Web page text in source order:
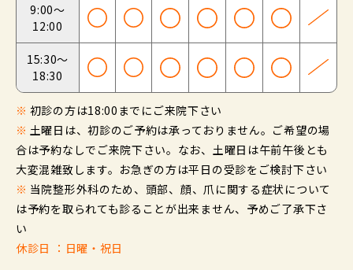
9:00～
12:00
15:30～
18:30
※ 初診の方は18:00までにご来院下さい
※ 土曜日は、初診のご予約は承っておりません。ご希望の場
合は予約なしでご来院下さい。なお、土曜日は午前午後とも
大変混雑致します。お急ぎの方は平日の受診をご検討下さい
※ 当院整形外科のため、頭部、顔、爪に関する症状について
は予約を取られても診ることが出来ません、予めご了承下さ
い
休診日 ：日曜・祝日